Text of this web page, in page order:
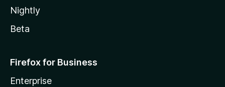
Nightly
Beta
Firefox for Business
Enterprise